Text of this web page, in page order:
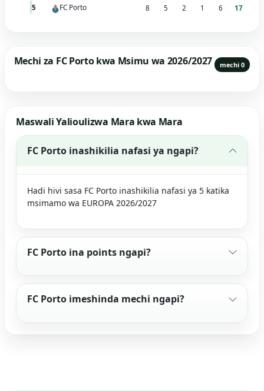
5 FC Porto 8 5 2 1 6 17
Mechi za FC Porto kwa Msimu wa 2026/2027 mechi 0
Maswali Yalioulizwa Mara kwa Mara
FC Porto inashikilia nafasi ya ngapi?
Hadi hivi sasa FC Porto inashikilia nafasi ya 5 katika
msimamo wa EUROPA 2026/2027
FC Porto ina points ngapi?
FC Porto imeshinda mechi ngapi?